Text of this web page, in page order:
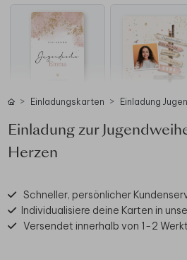
Einladungskarten Einladung
Einladung zur
Herzen
Schneller, persönlicher
Individualisiere deine Karten in
Versendet innerhalb von 1-2